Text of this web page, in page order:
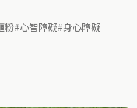
粉 心智障礙 身心障礙